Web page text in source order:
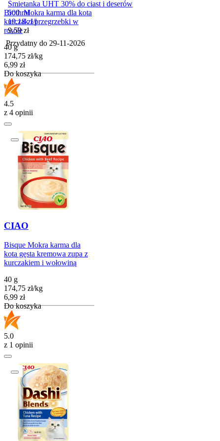
Śmietanka UHT 30% do ciast i deserów
500 ml
19,18 zł/l
Cena
9,59 zł
Przydatny do 29-11-2026
Broth Mokra karma dla kota
kurczak i przegrzebki w
rosole
40 g
174,75 zł/kg
Cena
6,99 zł
Do koszyka
4.5
z 4 opinii
CIAO
Bisque Mokra karma dla
kota gęsta kremowa zupa z
kurczakiem i wołowiną
40 g
174,75 zł/kg
Cena
6,99 zł
Do koszyka
5.0
z 1 opinii